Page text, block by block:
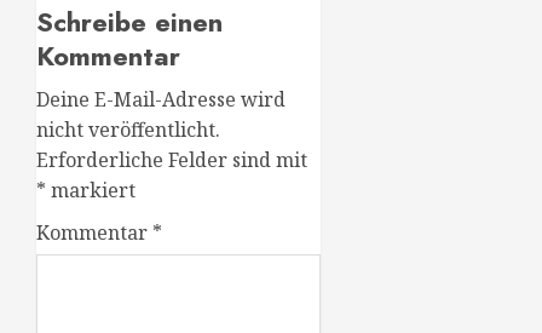
Schreibe einen
Kommentar
Deine E-Mail-Adresse wird
nicht veröffentlicht.
Erforderliche Felder sind mit
* markiert
Kommentar *